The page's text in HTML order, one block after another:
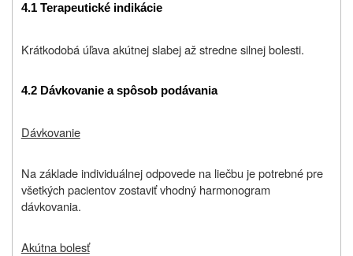
4.1 Terapeutické indikácie
Krátkodobá úľava akútnej slabej až stredne silnej bolesti.
4.2 Dávkovanie a spôsob podávania
Dávkovanie
Na základe individuálnej odpovede na liečbu je potrebné pre
všetkých pacientov zostaviť vhodný harmonogram
dávkovania.
Akútna bolesť